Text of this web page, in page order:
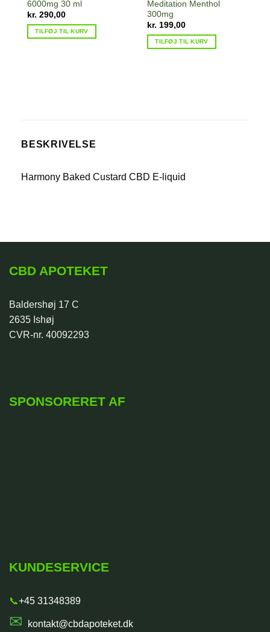
6000mg 30 ml
kr. 290,00
TILFØJ TIL KURV
Meditation Menthol
300mg
kr. 199,00
TILFØJ TIL KURV
BESKRIVELSE
Harmony Baked Custard CBD E-liquid
CBD APOTEKET
Baldershøj 17 C
2635 Ishøj
CVR-nr. 40092293
SPONSORERET AF
KUNDESERVICE
📞+45 31348389
✉ kontakt@cbdapoteket.dk